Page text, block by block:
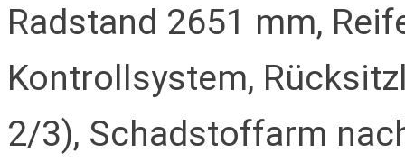
Radstand 2651 mm,
Kontrollsystem,
2/3), Schadstoffarm